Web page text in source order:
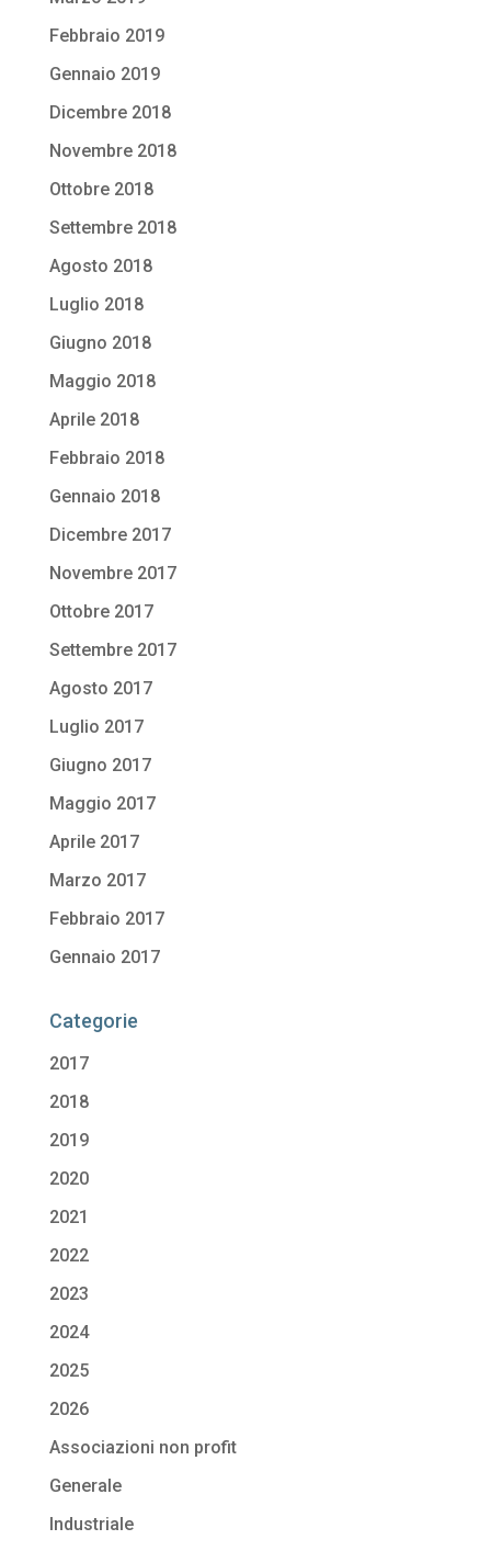
Febbraio 2019
Gennaio 2019
Dicembre 2018
Novembre 2018
Ottobre 2018
Settembre 2018
Agosto 2018
Luglio 2018
Giugno 2018
Maggio 2018
Aprile 2018
Febbraio 2018
Gennaio 2018
Dicembre 2017
Novembre 2017
Ottobre 2017
Settembre 2017
Agosto 2017
Luglio 2017
Giugno 2017
Maggio 2017
Aprile 2017
Marzo 2017
Febbraio 2017
Gennaio 2017
Categorie
2017
2018
2019
2020
2021
2022
2023
2024
2025
2026
Associazioni non profit
Generale
Industriale